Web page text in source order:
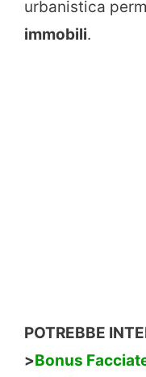
urbanistica
immobili.
POTREBBE
>Bonus